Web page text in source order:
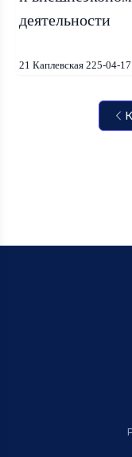
21 Каплевская 225-04-17